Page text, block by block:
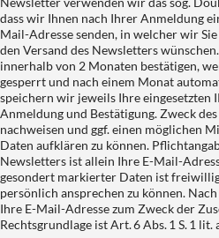
dass wir Ihnen nach Ihrer Anmeldung
Mail-Adresse senden, in welcher wir
den Versand des Newsletters
innerhalb von 2 Monaten bestätigen,
gesperrt und nach einem Monat
speichern wir jeweils Ihre eingesetzten
Anmeldung und Bestätigung. Zweck
nachweisen und ggf. einen möglichen
Daten aufklären zu können.
Newsletters ist allein Ihre E-Mail-
gesondert markierter Daten ist
persönlich ansprechen zu können.
Ihre E-Mail-Adresse zum Zweck der
Rechtsgrundlage ist Art. 6 Abs. 1 S. 1 lit.